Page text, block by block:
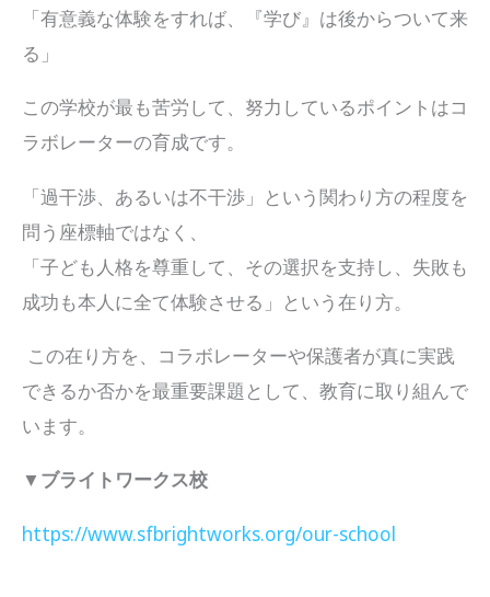
「有意義な体験をすれば、『学び』は後からついて来
る」
この学校が最も苦労して、努力しているポイントはコ
ラボレーターの育成です。
「過干渉、あるいは不干渉」という関わり方の程度を
問う座標軸ではなく、
「子ども人格を尊重して、その選択を支持し、失敗も
成功も本人に全て体験させる」という在り方。
この在り方を、コラボレーターや保護者が真に実践
できるか否かを最重要課題として、教育に取り組んで
います。
▼ブライトワークス校
https://www.sfbrightworks.org/our-school